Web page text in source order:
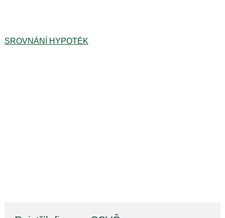
SROVNÁNÍ HYPOTÉK